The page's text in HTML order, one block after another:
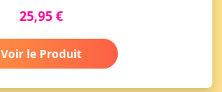
25,95 €
Voir le Produit